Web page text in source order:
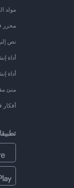
مولد
محرر
نص
أداة
أداة
منئ
أفكار